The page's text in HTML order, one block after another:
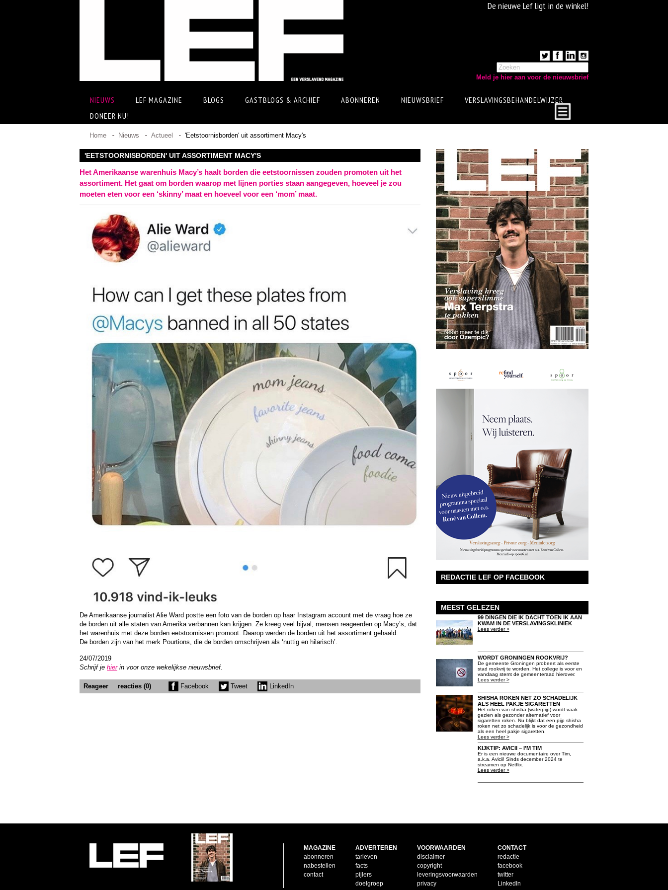
De nieuwe Lef ligt in de winkel!
Meld je hier aan voor de nieuwsbrief
NIEUWS LEF MAGAZINE BLOGS GASTBLOGS & ARCHIEF ABONNEREN NIEUWSBRIEF
VERSLAVINGSBEHANDELWIJZER
DONEER NU!
Home Nieuws Actueel 'Eetstoornisborden' uit assortiment Macy's
'EETSTOORNISBORDEN' UIT ASSORTIMENT MACY'S
Het Amerikaanse warenhuis Macy’s haalt borden die eetstoornissen zouden promoten uit het
assortiment. Het gaat om borden waarop met lijnen porties staan aangegeven, hoeveel je zou
moeten eten voor een ‘skinny’ maat en hoeveel voor een ‘mom’ maat.
De Amerikaanse journalist Alie Ward postte een foto van de borden op haar Instagram account met de vraag hoe ze
de borden uit alle staten van Amerika verbannen kan krijgen. Ze kreeg veel bijval, mensen reageerden op Macy’s, dat
het warenhuis met deze borden eetstoornissen promoot. Daarop werden de borden uit het assortiment gehaald.
De borden zijn van het merk Pourtions, die de borden omschrijven als ‘nuttig en hilarisch’.
24/07/2019
Schrijf je hierin voor onze wekelijkse nieuwsbrief.
Reageer reacties (0) Facebook Tweet LinkedIn
REDACTIE LEF OP FACEBOOK
MEEST GELEZEN
99 DINGEN DIE IK DACHT TOEN IK AAN
KWAM IN DE VERSLAVINGSKLINIEK
Lees verder >
WORDT GRONINGEN ROOKVRIJ?
De gemeente Groningen probeert als eerste
stad rookvrij te worden. Het college is voor en
vandaag stemt de gemeenteraad hierover.
Lees verder >
SHISHA ROKEN NET ZO SCHADELIJK
ALS HEEL PAKJE SIGARETTEN
Het roken van shisha (waterpijp) wordt vaak
gezien als gezonder alternatief voor
sigaretten roken. Nu blijkt dat een pijp shisha
roken net zo schadelijk is voor de gezondheid
als een heel pakje sigaretten.
Lees verder >
KIJKTIP: AVICII – I’M TIM
Er is een nieuwe documentaire over Tim,
a.k.a. Avicii! Sinds december 2024 te
streamen op Netflix.
Lees verder >
MAGAZINE
abonneren
nabestellen
contact
ADVERTEREN
tarieven
facts
pijlers
doelgroep
VOORWAARDEN
disclaimer
copyright
leveringsvoorwaarden
privacy
CONTACT
redactie
facebook
twitter
LinkedIn